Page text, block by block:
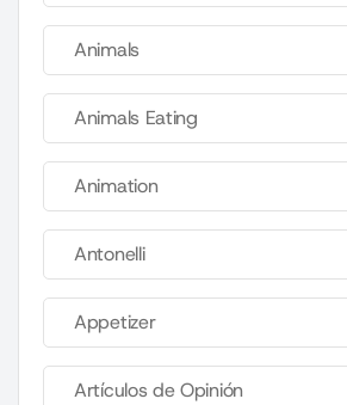
Animals
Animals Eating
Animation
Antonelli
Appetizer
Artículos de Opinión